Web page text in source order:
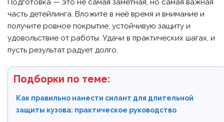
Подготовка — это не самая заметная, но самая важная
часть детейлинга. Вложите в неё время и внимание и
получите ровное покрытие, устойчивую защиту и
удовольствие от работы. Удачи в практических шагах, и
пусть результат радует долго.
Подборки по теме:
Как правильно нанести силант для длительной
защиты кузова: практическое руководство